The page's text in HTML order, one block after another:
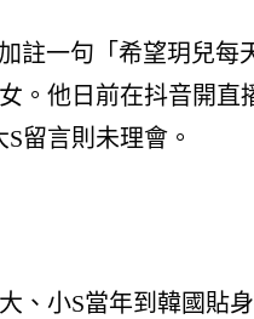
註一句「希望玥兒
。他日前在抖音開
留言則未理會。
、小S當年到韓國貼